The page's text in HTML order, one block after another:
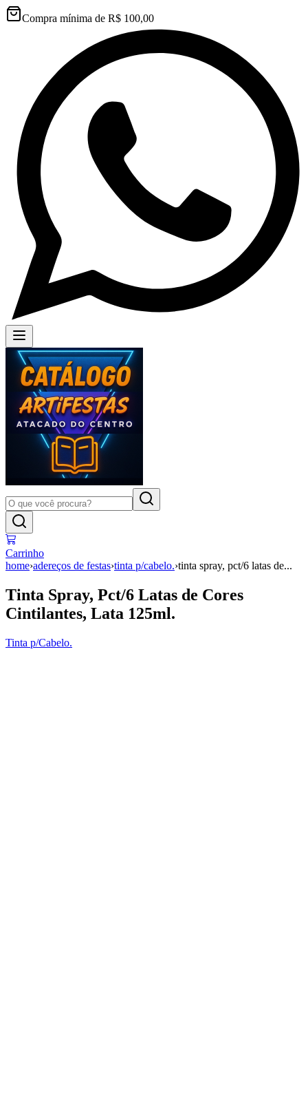
Compra mínima de R$ 100,00
Carrinho
home›adereços de festas›tinta p/cabelo.›tinta spray, pct/6 latas de...
Tinta Spray, Pct/6 Latas de Cores
Cintilantes, Lata 125ml.
Tinta p/Cabelo.